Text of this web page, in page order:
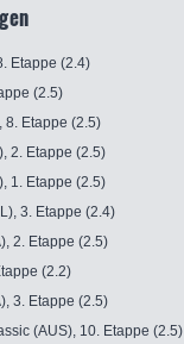
Etappe (2.4)
(2.5)
8. Etappe (2.5)
2. Etappe (2.5)
1. Etappe (2.5)
3. Etappe (2.4)
2. Etappe (2.5)
(2.2)
3. Etappe (2.5)
(AUS), 10. Etappe (2.5)